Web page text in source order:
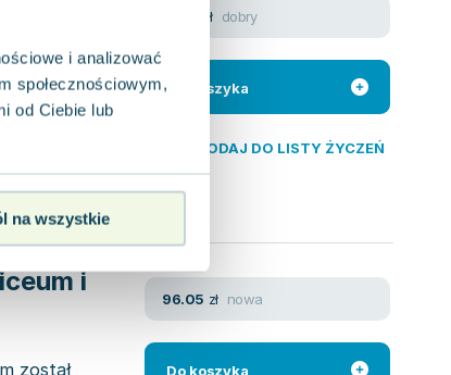
i analizować
społecznościowym,
od Ciebie lub
na wszystkie
linearnością i
wątki
zł dobry
Do koszyka
DODAJ DO LISTY ŻYCZEŃ
i
został
96.05 zł nowa
Do koszyka